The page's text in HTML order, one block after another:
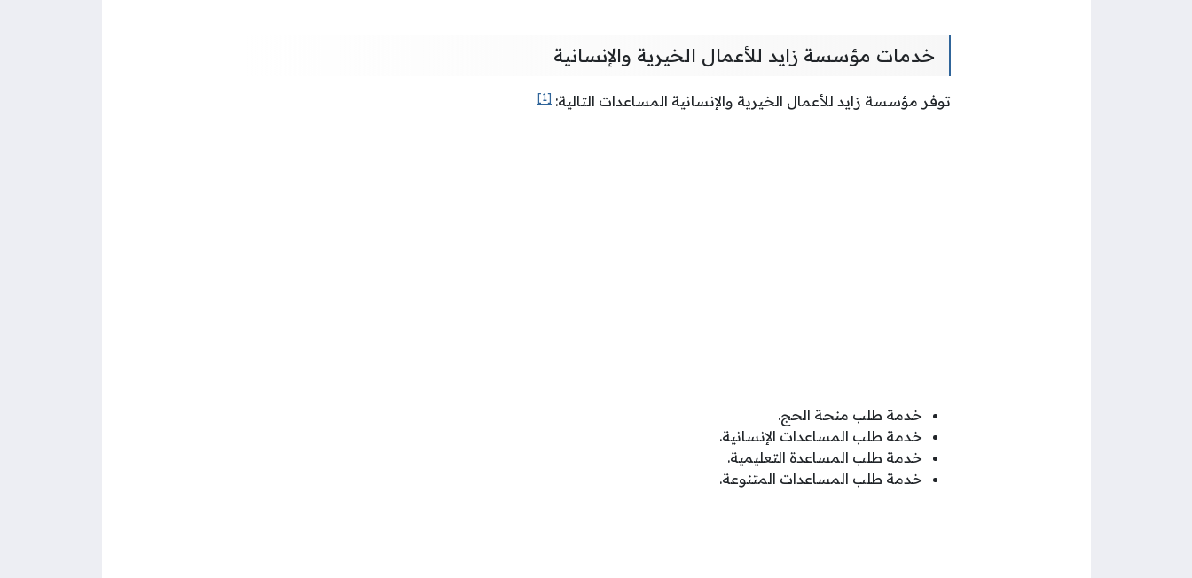
خدمات مؤسسة زايد للأعمال الخيرية والإنسانية
توفر مؤسسة زايد للأعمال الخيرية والإنسانية المساعدات التالية: [1]
خدمة طلب منحة الحج.
خدمة طلب المساعدات الإنسانية.
خدمة طلب المساعدة التعليمية.
خدمة طلب المساعدات المتنوعة.